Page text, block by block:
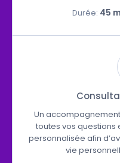
Durée: 45
Un
toutes vos questions
personnalisée afin
vie